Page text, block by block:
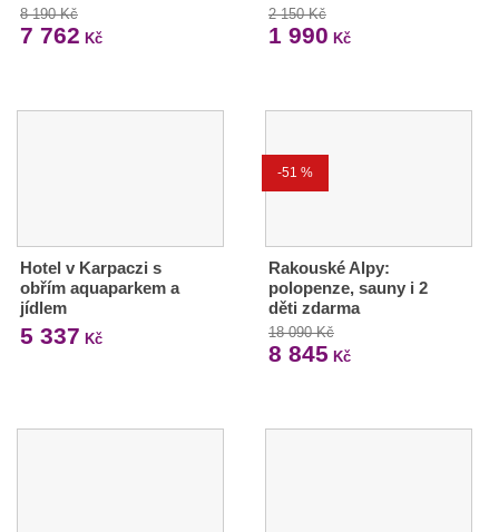
8 190 Kč
7 762 Kč
2 150 Kč
1 990 Kč
Hotel v Karpaczi s
obřím aquaparkem a
jídlem
5 337 Kč
-51 %
Rakouské Alpy:
polopenze, sauny i 2
děti zdarma
18 090 Kč
8 845 Kč